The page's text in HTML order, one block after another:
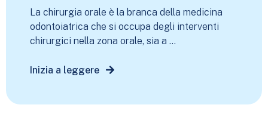
La chirurgia orale è la branca della medicina
odontoiatrica che si occupa degli interventi
chirurgici nella zona orale, sia a ...
Inizia a leggere